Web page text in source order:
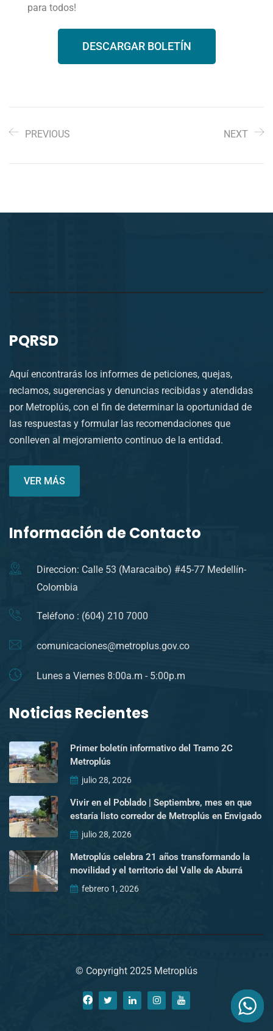
para todos!
DESCARGAR BOLETÍN
PREVIOUS NEXT
PQRSD
Aquí encontrarás los informes de peticiones, quejas,
reclamos, sugerencias y denuncias recibidas y atendidas
por Metroplús, con el fin de determinar la oportunidad de
las respuestas y formular las recomendaciones que
conlleven al mejoramiento continuo de la entidad.
VER MÁS
Información de Contacto
Direccion: Calle 53 (Maracaibo) #45-77 Medellín-
Colombia
Teléfono : (604) 210 7000
comunicaciones@metroplus.gov.co
Lunes a Viernes 8:00a.m - 5:00p.m
Noticias Recientes
Primer boletín informativo del Tramo 2C
Metroplús
julio 28, 2026
Vivir en el Poblado | Septiembre, mes en que
estaría listo corredor de Metroplús en Envigado
julio 28, 2026
Metroplús celebra 21 años transformando la
movilidad y el territorio del Valle de Aburrá
febrero 1, 2026
© Copyright 2025 Metroplús